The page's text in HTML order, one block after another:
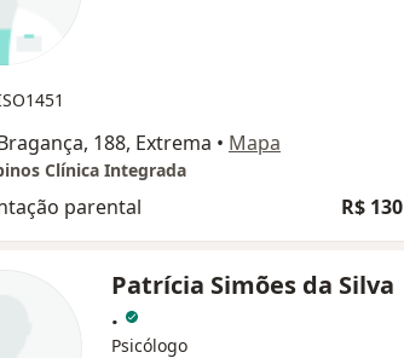
188, Extrema • Mapa
Clínica Integrada
parental R$ 130
Patrícia Simões da Silva
.
Psicólogo